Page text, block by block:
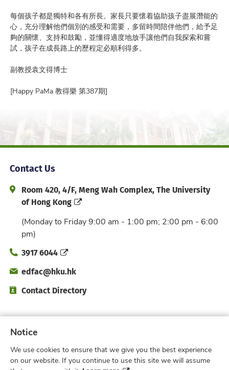
每個孩子都是獨特和各有所長。家長只要懷着協助孩子盡展潛能的
心，充分理解他們個別的感受和需要，多留時間陪伴他們，給予足
夠的關懷、支持和鼓勵，並懂得適度地放手讓他們自我探索和嘗
試，孩子在成長路上的歷程定必順利得多。
副教授袁文得博士
[Happy PaMa 教得樂 第387期]
Contact Us
Address and Office Hour
Room 420, 4/F, Meng Wah Complex, The University
of Hong Kong
(Monday to Friday 9:00 am - 1:00 pm; 2:00 pm - 6:00
pm)
Phone3917 6044
Emailedfac@hku.hk
Directory
Contact Directory
Subscribe to Faculty e-Notice
Facebook
Instagram
X WeiboXiao Hong
Notice
We use cookies to ensure that we give you the best experience
on our website. If you continue to use this site we will assume